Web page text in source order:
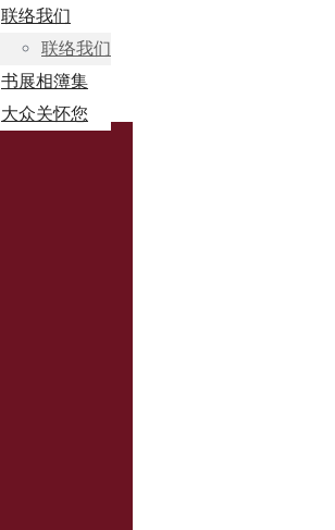
联络我们
联络我们
书展相簿集
大众关怀您